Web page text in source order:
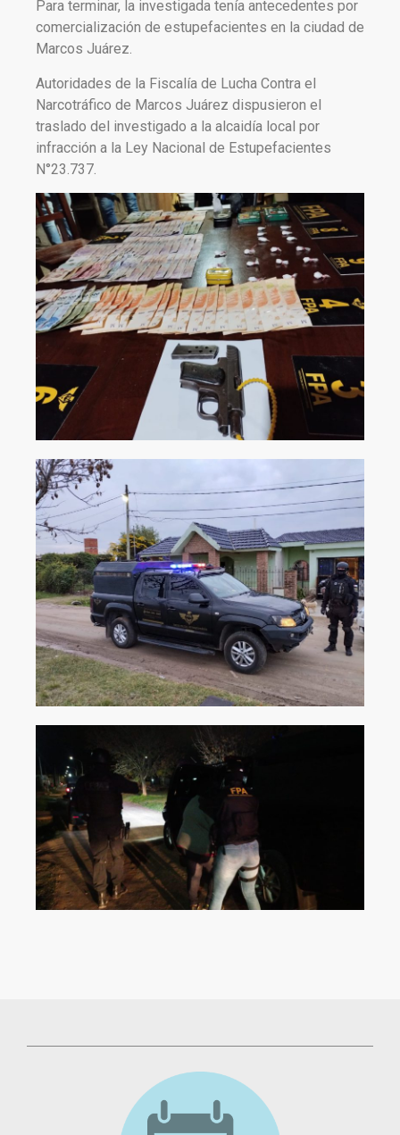
Para terminar, la investigada tenía antecedentes por
comercialización de estupefacientes en la ciudad de
Marcos Juárez.
Autoridades de la Fiscalía de Lucha Contra el
Narcotráfico de Marcos Juárez dispusieron el
traslado del investigado a la alcaidía local por
infracción a la Ley Nacional de Estupefacientes
N°23.737.